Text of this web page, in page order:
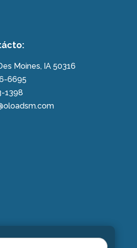
Moines, IA 50316
6695
1398